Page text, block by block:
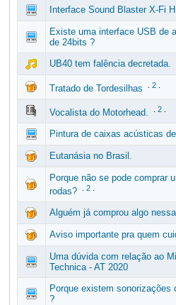
Interface Sound Blaster X-Fi
Existe uma interface USB de
de 24bits ?
UB40 tem falência decretada.
Tratado de Tordesilhas 2.
Vocalista do Motorhead. 2.
Pintura de caixas acústicas
Eutanásia no Brasil.
Porque não se pode comprar
rodas?
2.
Alguém já comprou algo
Aviso importante pra quem
Uma dúvida com relação ao
Technica - AT 2020
Porque existem sonorizações
?